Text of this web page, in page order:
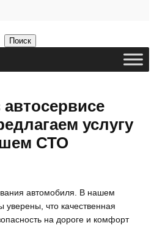
Поиск
услугу
СТО
автомобиля. В нашем
уверены, что качественная
на дороге и комфорт